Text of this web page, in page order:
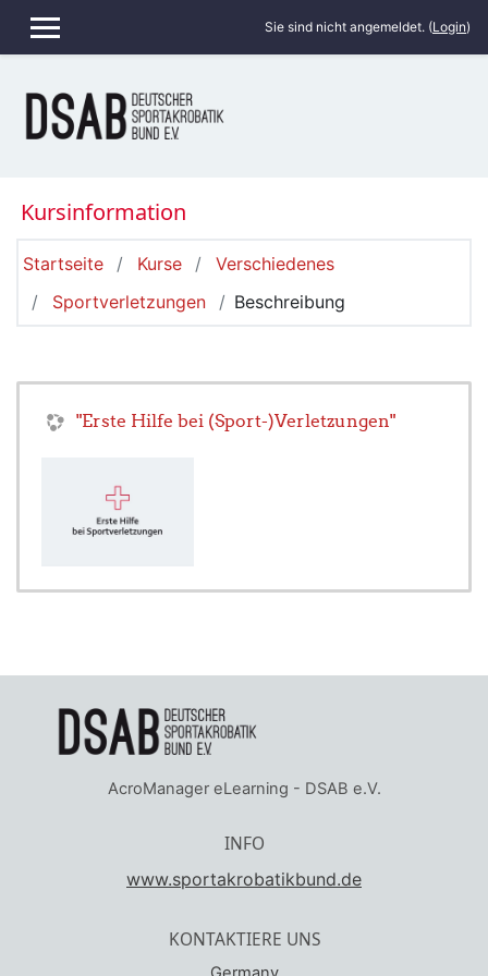
WEBSITE-ÜBERSICHT
Sie sind nicht angemeldet. (Login)
Kursinformation
Startseite Kurse
Verschiedenes
Sportverletzungen
Beschreibung
"Erste Hilfe bei (Sport-)Verletzungen"
AcroManager eLearning - DSAB e.V.
INFO
www.sportakrobatikbund.de
KONTAKTIERE UNS